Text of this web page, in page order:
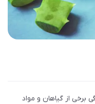
برخی از گیاهان و مواد